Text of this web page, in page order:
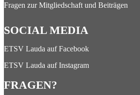
Fragen zur Mitgliedschaft und Beiträgen
SOCIAL MEDIA
ETSV Lauda auf Facebook
ETSV Lauda auf Instagram
FRAGEN?